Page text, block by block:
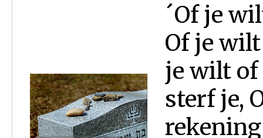
´Of je
Of je
je wilt of
sterf je,